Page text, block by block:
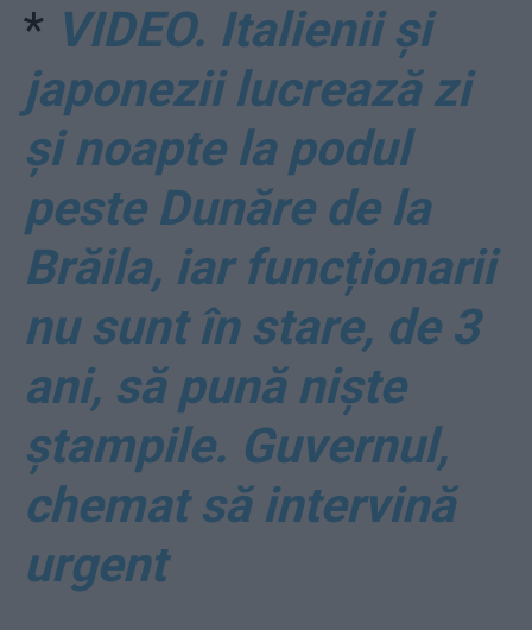
* VIDEO. Italienii și
japonezii lucrează zi
și noapte la podul
peste Dunăre de la
Brăila, iar funcționarii
nu sunt în stare, de 3
ani, să pună niște
ștampile. Guvernul,
chemat să intervină
urgent